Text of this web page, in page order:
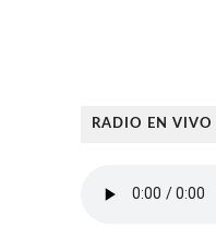
RADIO EN VIVO